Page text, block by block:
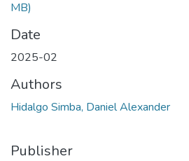
MB)
Date
2025-02
Authors
Hidalgo Simba, Daniel Alexander
Publisher